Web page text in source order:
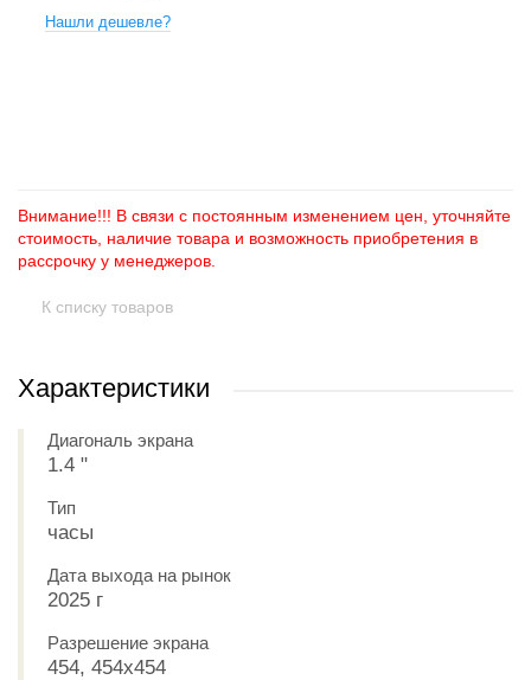
Нашли дешевле?
Внимание!!! В связи с постоянным изменением цен, уточняйте
стоимость, наличие товара и возможность приобретения в
рассрочку у менеджеров.
К списку товаров
Характеристики
Диагональ экрана
1.4 "
Тип
часы
Дата выхода на рынок
2025 г
Разрешение экрана
454, 454x454